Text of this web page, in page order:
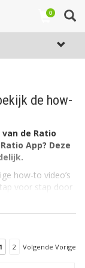
0
de how-
de Ratio
App? Deze
how-to video’s
voor stap door
zijn voorzien van
1 2 Volgende Vorige